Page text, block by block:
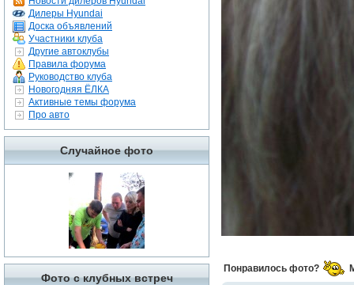
Дилеры Hyundai
Доска объявлений
Участники клуба
Другие автоклубы
Правила форума
Руководство клуба
Новогодняя ЁЛКА
Активные темы форума
Про авто
Случайное фото
Фото с клубных встреч
Понравилось фото?